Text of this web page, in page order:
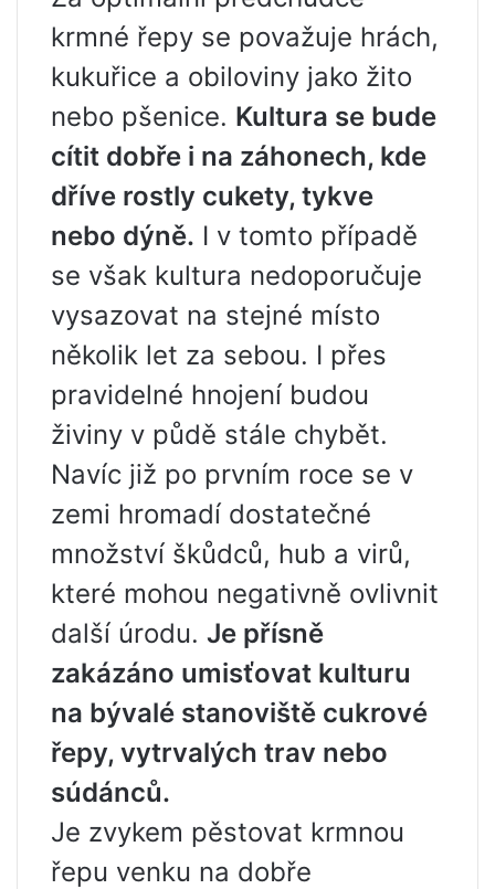
krmné řepy se považuje hrách,
kukuřice a obiloviny jako žito
nebo pšenice. Kultura se bude
cítit dobře i na záhonech, kde
dříve rostly cukety, tykve
nebo dýně. I v tomto případě
se však kultura nedoporučuje
vysazovat na stejné místo
několik let za sebou. I přes
pravidelné hnojení budou
živiny v půdě stále chybět.
Navíc již po prvním roce se v
zemi hromadí dostatečné
množství škůdců, hub a virů,
které mohou negativně ovlivnit
další úrodu. Je přísně
zakázáno umisťovat kulturu
na bývalé stanoviště cukrové
řepy, vytrvalých trav nebo
súdánců.
Je zvykem pěstovat krmnou
řepu venku na dobře